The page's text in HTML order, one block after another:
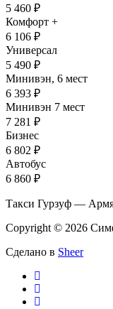
5 460 ₽
Комфорт +
6 106 ₽
Универсал
5 490 ₽
Минивэн, 6 мест
6 393 ₽
Минивэн 7 мест
7 281 ₽
Бизнес
6 802 ₽
Автобус
6 860 ₽
Такси Гурзуф —
Copyright © 2026
Сделано в Sheer